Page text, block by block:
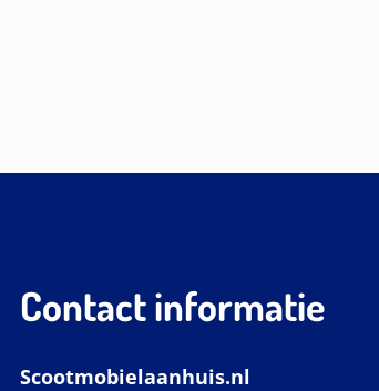
Contact informatie
Scootmobielaanhuis.nl